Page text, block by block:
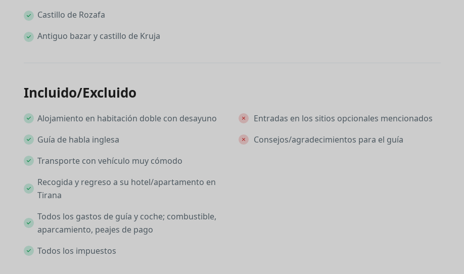
Castillo de Rozafa
Antiguo bazar y castillo de Kruja
Incluido/Excluido
Alojamiento en habitación doble con desayuno
Guía de habla inglesa
Transporte con vehículo muy cómodo
Recogida y regreso a su hotel/apartamento en
Tirana
Todos los gastos de guía y coche; combustible,
aparcamiento, peajes de pago
Todos los impuestos
Entradas en los sitios opcionales mencionados
Consejos/agradecimientos para el guía